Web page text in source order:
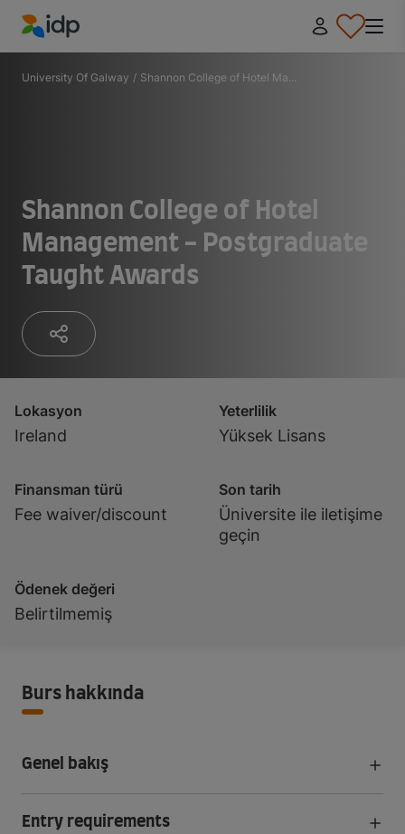
IDP Education
University Of Galway / Shannon College of Hotel Ma...
Shannon College of Hotel
Management - Postgraduate
Taught Awards
Lokasyon
Ireland
Yeterlilik
Yüksek Lisans
Finansman türü
Fee waiver/discount
Son tarih
Üniversite ile iletişime
geçin
Ödenek değeri
Belirtilmemiş
Burs hakkında
Genel bakış
Entry requirements